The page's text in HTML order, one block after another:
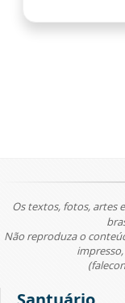
Os textos, fotos, artes
Não reproduza o